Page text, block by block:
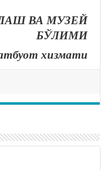
ВА МУЗЕЙ
БЎЛИМИ
хизмати